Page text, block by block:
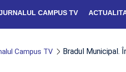
CAMPUS TV
Campus TV Bradul Municipal.